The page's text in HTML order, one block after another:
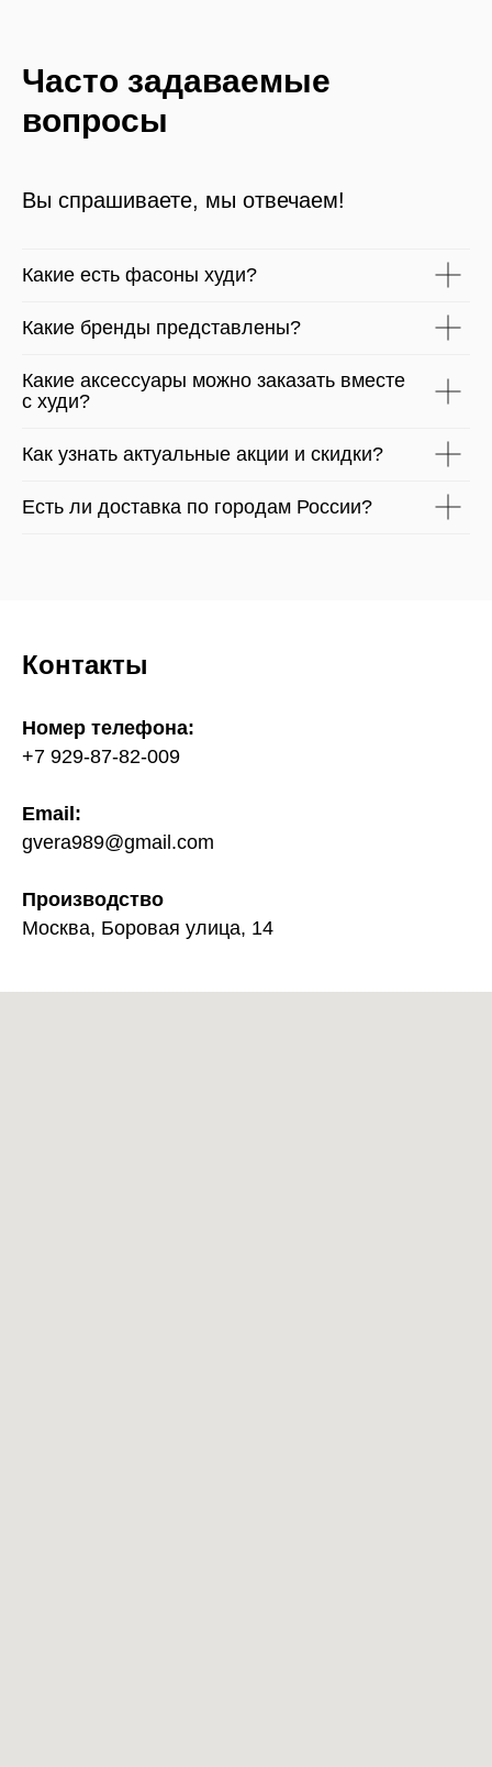
Часто задаваемые
вопросы
Вы спрашиваете, мы отвечаем!
Какие есть фасоны худи?
Какие бренды представлены?
Какие аксессуары можно заказать вместе
с худи?
Как узнать актуальные акции и скидки?
Есть ли доставка по городам России?
Контакты
Номер телефона:
+7 929-87-82-009
Email:
gvera989@gmail.com
Производство
Москва, Боровая улица, 14